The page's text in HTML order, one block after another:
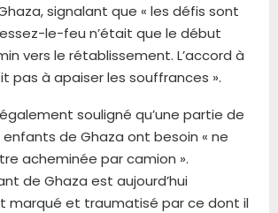
signalant que « les défis sont
le-feu n’était que le début
vers le rétablissement. L’accord à
pas à apaiser les souffrances ».
souligné qu’une partie de
enfants de Ghaza ont besoin « ne
acheminée par camion ».
de Ghaza est aujourd’hui
marqué et traumatisé par ce dont il